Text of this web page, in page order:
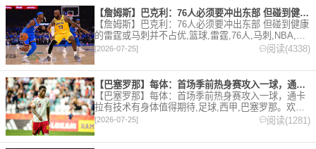
【詹姆斯】巴克利：76人必须要冲出东部 但碰到健康的雷霆或马
【詹姆斯】巴克利：76人必须要冲出东部 但碰到健康
的雷霆或马刺并不占优,篮球,雷霆,76人,马刺,NBA,詹
姆斯。欢迎收藏本站，24小时为你更新最新的足球，
篮球体育资讯。
[2026-07-25] 阅读(4338)
【巴塞罗那】每体：首场季前热身赛攻入一球，通卡拉有技术有身体
【巴塞罗那】每体：首场季前热身赛攻入一球，通卡
拉有技术有身体值得期待,足球,西甲,巴塞罗那。欢迎
收藏本站，24小时为你更新最新的足球，篮球体育资
讯。
[2026-07-25] 阅读(1281)